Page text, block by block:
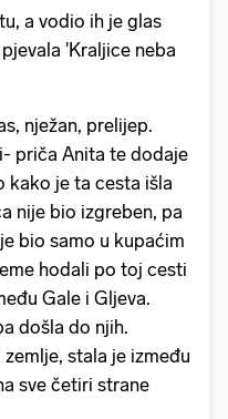
a vodio ih je glas
'Kraljice neba
nježan, prelijep.
priča Anita te dodaje
kako je ta cesta išla
nije bio izgreben, pa
bio samo u kupaćim
hodali po toj cesti
Gale i Gljeva.
došla do njih.
stala je između
sve četiri strane